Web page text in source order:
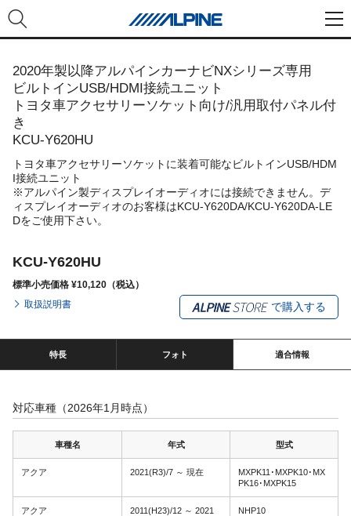
2020年製以降アルパインカーナビNXシリーズ専用
ビルトインUSB/HDMI接続ユニット
トヨタ車アクセサリーソケット向け/汎用取付パネル付
き
KCU-Y620HU
トヨタ車アクセサリーソケットに装着可能なビルトインUSB/HDM
I接続ユニット
※アルパイン製ディスプレイオーディオには接続できません。デ
ィスプレイオーディオのお客様はKCU-Y620DA/KCU-Y620DA-LE
Dをご使用下さい。
KCU-Y620HU
標準小売価格 ¥10,120（税込）
取扱説明書
で購入する
特長 フォト 適合情報
対応車種（2026年1月時点）
車種名 年式 型式
アクア 2021(R3)/7 ～ 現在
MXPK11･MXPK10･MX
PK16･MXPK15
アクア
2011(H23)/12 ～ 2021
NHP10